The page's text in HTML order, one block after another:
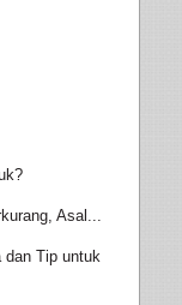
Asal...
dan Tip untuk